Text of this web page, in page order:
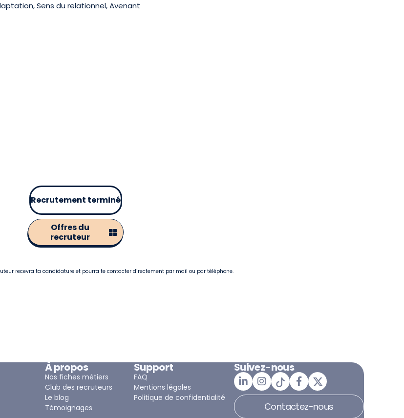
Sens du relationnel, Avenant
Recrutement terminé
Offres du
recruteur
recevra ta candidature et pourra te contacter directement par mail ou par téléphone.
À propos
Nos fiches métiers
Club des recruteurs
Le blog
Témoignages
Support
FAQ
Mentions légales
Politique de confidentialité
Suivez-nous
Contactez-nous